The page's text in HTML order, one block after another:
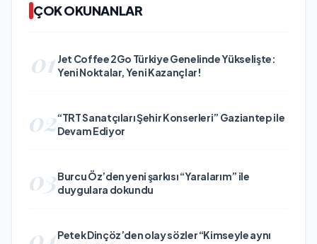
ÇOK OKUNANLAR
01 Jet Coffee 2Go Türkiye Genelinde Yükselişte:
Yeni Noktalar, Yeni Kazançlar!
02“TRT Sanatçıları Şehir Konserleri” Gaziantep ile
Devam Ediyor
03Burcu Öz’den yeni şarkısı “Yaralarım” ile
duygulara dokundu
Petek Dinçöz’den olay sözler “Kimseyle aynı